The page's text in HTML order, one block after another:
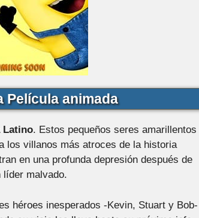
Película animada
Latino. Estos pequeños seres amarillentos
los villanos más atroces de la historia
en una profunda depresión después de
líder malvado.
héroes inesperados -Kevin, Stuart y Bob-